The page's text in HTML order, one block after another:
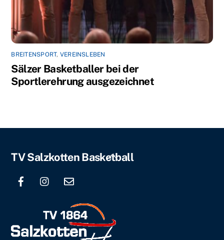
BREITENSPORT, VEREINSLEBEN
Sälzer Basketballer bei der
Sportlerehrung ausgezeichnet
Back
TV Salzkotten Basketball